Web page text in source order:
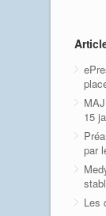
15
par
Les